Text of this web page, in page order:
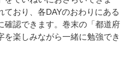
おり、各DAYのおわりにある
確認できます。巻末の「都道府
楽しみながら一緒に勉強でき